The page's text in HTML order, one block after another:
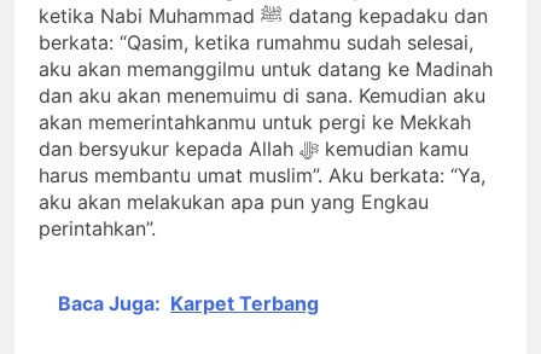
ketika Nabi Muhammad ﷺ datang kepadaku dan
berkata: “Qasim, ketika rumahmu sudah selesai,
aku akan memanggilmu untuk datang ke Madinah
dan aku akan menemuimu di sana. Kemudian aku
akan memerintahkanmu untuk pergi ke Mekkah
dan bersyukur kepada Allah ﷻ kemudian kamu
harus membantu umat muslim”. Aku berkata: “Ya,
aku akan melakukan apa pun yang Engkau
perintahkan”.
Baca Juga: Karpet Terbang